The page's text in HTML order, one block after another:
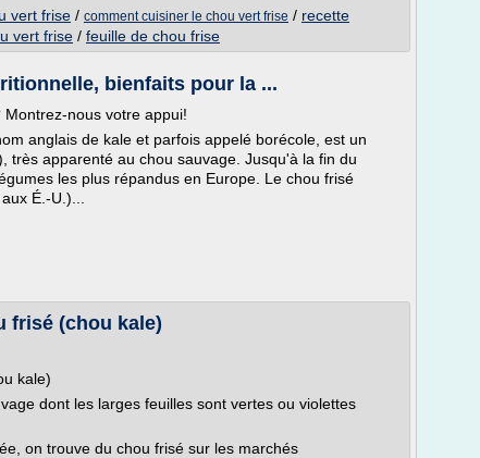
vert frise / comment cuisiner le chou vert frise / recette
vert frise / feuille de chou frise
bienfaits pour la ...
nous votre appui!
anglais de kale et parfois appelé borécole, est un
très apparenté au chou sauvage. Jusqu'à la fin du
les plus répandus en Europe. Le chou frisé
É.-U.)...
frisé (chou kale)
kale)
dont les larges feuilles sont vertes ou violettes
on trouve du chou frisé sur les marchés